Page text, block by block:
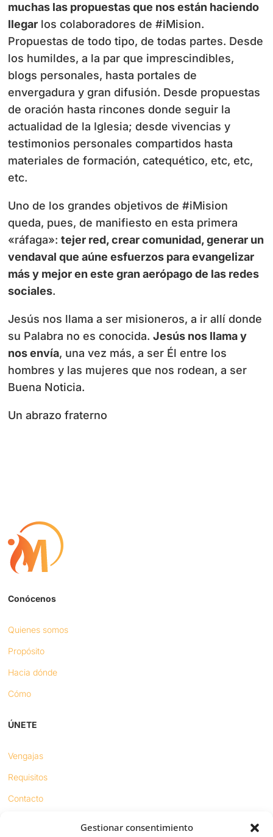
Gestionar consentimiento
muchas las propuestas que nos están haciendo
llegar los colaboradores de #iMision.
Propuestas de todo tipo, de todas partes. Desde
los humildes, a la par que imprescindibles,
blogs personales, hasta portales de
envergadura y gran difusión. Desde propuestas
de oración hasta rincones donde seguir la
actualidad de la Iglesia; desde vivencias y
testimonios personales compartidos hasta
materiales de formación, catequético, etc, etc,
etc.
Uno de los grandes objetivos de #iMision
queda, pues, de manifiesto en esta primera
«ráfaga»:tejer red, crear comunidad, generar un
vendaval que aúne esfuerzos para evangelizar
más y mejor en este gran aerópago de las redes
sociales.
Jesús nos llama a ser misioneros, a ir allí donde
su Palabra no es conocida.Jesús nos llama y
nos envía, una vez más, a ser Él entre los
hombres y las mujeres que nos rodean, a ser
Buena Noticia.
Un abrazo fraterno
Conócenos
Quienes somos
Propósito
Hacia dónde
Cómo
ÚNETE
Vengajas
Requisitos
Contacto